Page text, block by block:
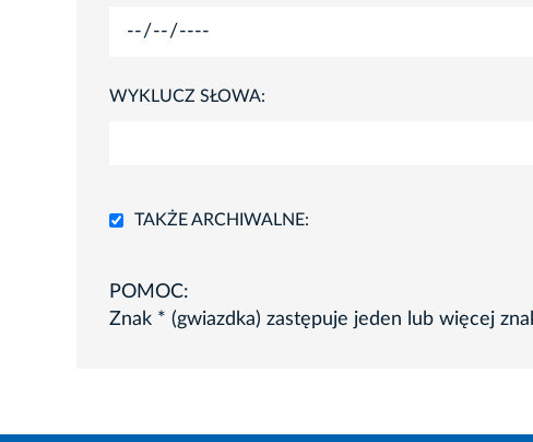
WYKLUCZ SŁOWA:
TAKŻE ARCHIWALNE:
POMOC:
Znak * (gwiazdka) zastępuje jeden lub więcej